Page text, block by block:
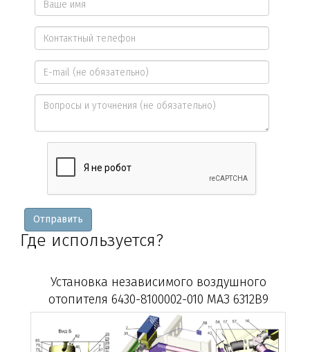
Ваше
имя
*
Контактный
телефон
*
E-
mail
Вопросы
уточнения
Отправить
Где используется?
Установка независимого воздушного
отопителя 6430-8100002-010 МАЗ 6312В9